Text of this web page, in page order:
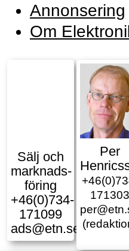
Annonsering
Om
Sälj och
marknads­
föring
+46(0)734-
171099
ads@etn.se
Per
171303